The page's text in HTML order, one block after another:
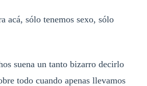
acá, sólo tenemos sexo, sólo
suena un tanto bizarro decirlo
todo cuando apenas llevamos